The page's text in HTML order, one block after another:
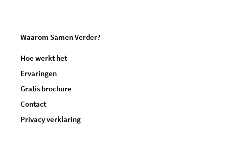
Waarom Samen Verder?
Hoe werkt het
Ervaringen
Gratis brochure
Contact
Privacy verklaring